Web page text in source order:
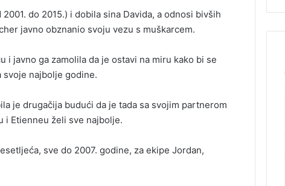
do 2015.) i dobila sina Davida, a odnosi bivših
javno obznanio svoju vezu s muškarcem.
i javno ga zamolila da je ostavi na miru kako bi se
svoje najbolje godine.
je drugačija budući da je tada sa svojim partnerom
i Etienneu želi sve najbolje.
sve do 2007. godine, za ekipe Jordan,